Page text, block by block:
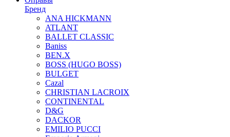
Бренд
ANA HICKMANN
ATLANT
BALLET CLASSIC
Baniss
BEN.X
BOSS (HUGO BOSS)
BULGET
Cazal
CHRISTIAN LACROIX
CONTINENTAL
D&G
DACKOR
EMILIO PUCCI